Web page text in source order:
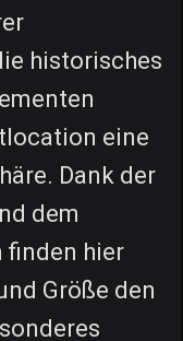
historisches
eine
Dank der
dem
finden hier
Größe den